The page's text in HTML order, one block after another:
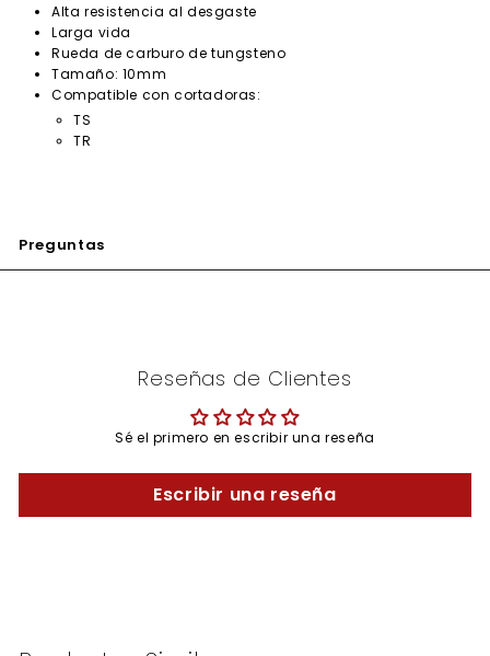
Alta resistencia al desgaste
Larga vida
Rueda de carburo de tungsteno
Tamaño: 10mm
Compatible con cortadoras:
TS
TR
Preguntas
Reseñas de Clientes
Sé el primero en escribir una reseña
Escribir una reseña